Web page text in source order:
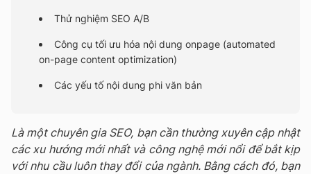
Thử nghiệm SEO A/B
Công cụ tối ưu hóa nội dung onpage (automated
on-page content optimization)
Các yếu tố nội dung phi văn bản
Là một chuyên gia SEO, bạn cần thường xuyên cập nhật
các xu hướng mới nhất và công nghệ mới nổi để bắt kịp
với nhu cầu luôn thay đổi của ngành. Bằng cách đó, bạn